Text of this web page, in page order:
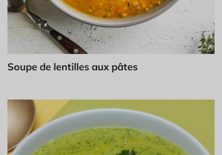
Soupe de lentilles aux pâtes